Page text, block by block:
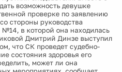
возможность девушке
проверке по заявлению
стороны руководства
в которой она находилась
Дмитрий Динзе выступил
что СК проведет судебно-
состояния здоровья его
может ли она